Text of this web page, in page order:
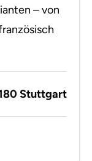
– von
Stuttgart